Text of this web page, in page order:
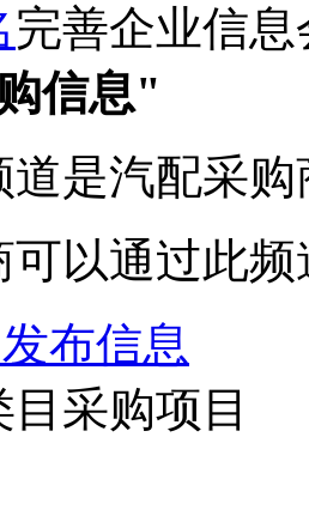
完善企业信
信息"
道是汽配采
可以通过此
布信息
采购项目